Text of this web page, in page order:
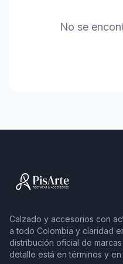
No se
Calzado y accesorios con
a todo Colombia y claridad
distribución oficial de
detalle está en términos y